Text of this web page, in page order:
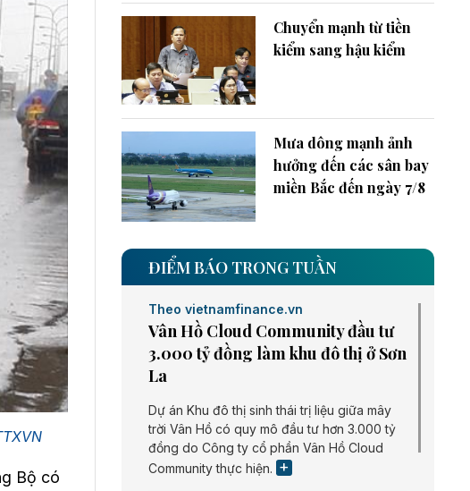
Bộ có
Chuyển mạnh từ tiền
kiểm sang hậu kiểm
Mưa dông mạnh ảnh
hưởng đến các sân bay
miền Bắc đến ngày 7/8
ĐIỂM BÁO TRONG TUẦN
Theo vietnamfinance.vn
Vân Hồ Cloud Community đầu tư
3.000 tỷ đồng làm khu đô thị ở Sơn
La
Dự án Khu đô thị sinh thái trị liệu giữa mây
trời Vân Hồ có quy mô đầu tư hơn 3.000 tỷ
đồng do Công ty cổ phần Vân Hồ Cloud
Community thực hiện.